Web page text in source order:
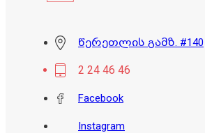
წერეთლის გამზ. #140
2 24 46 46
Facebook
Instagram